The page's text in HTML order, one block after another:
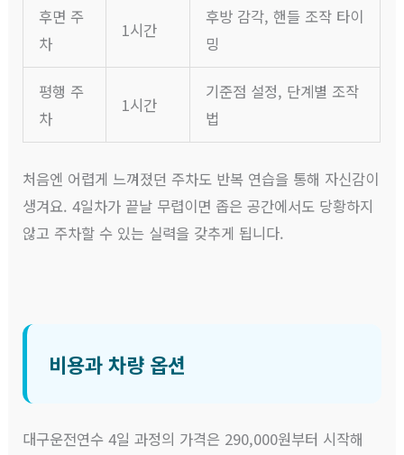
후면 주
차
1시간
후방 감각, 핸들 조작 타이
밍
평행 주
차
1시간
기준점 설정, 단계별 조작
법
처음엔 어렵게 느껴졌던 주차도 반복 연습을 통해 자신감이
생겨요. 4일차가 끝날 무렵이면 좁은 공간에서도 당황하지
않고 주차할 수 있는 실력을 갖추게 됩니다.
비용과 차량 옵션
대구운전연수 4일 과정의 가격은 290,000원부터 시작해